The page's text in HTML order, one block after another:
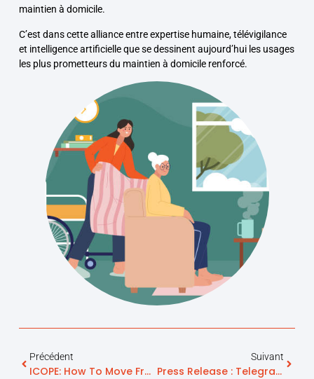
maintien à domicile.
C’est dans cette alliance entre expertise humaine, télévigilance
et intelligence artificielle que se dessinent aujourd’hui les usages
les plus prometteurs du maintien à domicile renforcé.
Précédent
ICOPE: How To Move From Screening To A Truly Operational Prevention Pathway
Suivant
Press Release : Telegrafik Wins The Banque Des Territoires Call For Projects Grand Defi France 2030: “Digital Medical Devices For The Elderly And Healthy Aging”